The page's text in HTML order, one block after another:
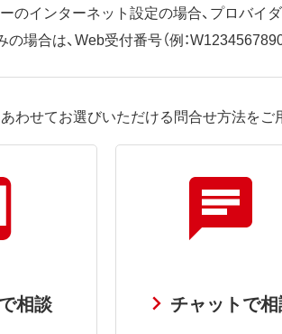
のインターネット設定の場合、プロバ
場合は、Web受付番号（例：W1234567890
わせてお選びいただける問合せ方法をご
相談 チャットで